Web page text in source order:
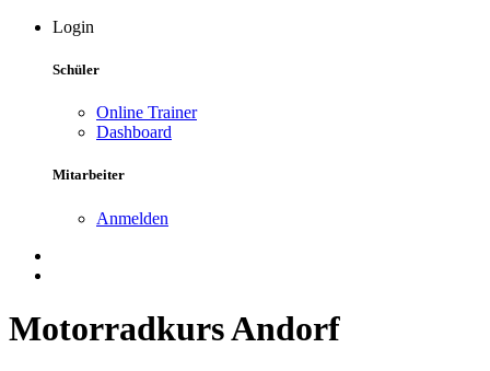
Login
Schüler
Online Trainer
Dashboard
Mitarbeiter
Anmelden
Motorradkurs Andorf